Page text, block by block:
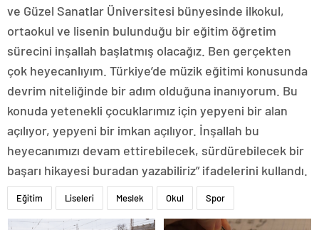
ve Güzel Sanatlar Üniversitesi bünyesinde ilkokul,
ortaokul ve lisenin bulunduğu bir eğitim öğretim
sürecini inşallah başlatmış olacağız. Ben gerçekten
çok heyecanlıyım. Türkiye’de müzik eğitimi konusunda
devrim niteliğinde bir adım olduğuna inanıyorum. Bu
konuda yetenekli çocuklarımız için yepyeni bir alan
açılıyor, yepyeni bir imkan açılıyor. İnşallah bu
heyecanımızı devam ettirebilecek, sürdürebilecek bir
başarı hikayesi buradan yazabiliriz” ifadelerini kullandı.
Eğitim Liseleri Meslek Okul Spor